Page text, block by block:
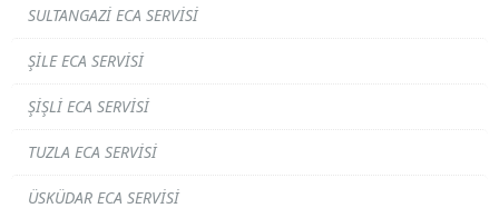
SULTANGAZI ECA SERVISI
ŞILE ECA SERVISI
ŞIŞLI ECA SERVISI
TUZLA ECA SERVISI
ÜSKÜDAR ECA SERVISI